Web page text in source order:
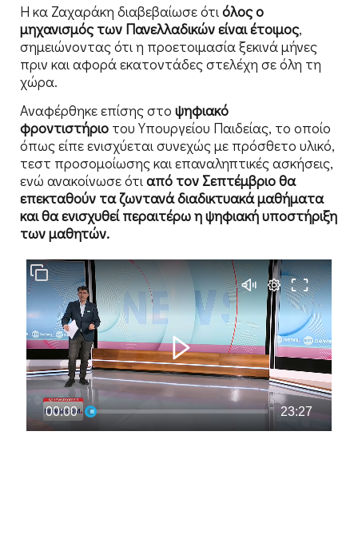
Η κα Ζαχαράκη διαβεβαίωσε ότιόλος ο
μηχανισμός των Πανελλαδικών είναι έτοιμος,
σημειώνοντας ότι η προετοιμασία ξεκινά μήνες
πριν και αφορά εκατοντάδες στελέχη σε όλη τη
χώρα.
Αναφέρθηκε επίσης στο ψηφιακό
φροντιστήριο του Υπουργείου Παιδείας, το οποίο
όπως είπε ενισχύεται συνεχώς με πρόσθετο υλικό,
τεστ προσομοίωσης και επαναληπτικές ασκήσεις,
ενώ ανακοίνωσε ότιαπό τον Σεπτέμβριο θα
επεκταθούν τα ζωντανά διαδικτυακά μαθήματα
και θα ενισχυθεί περαιτέρω η ψηφιακή υποστήριξη
των μαθητών.